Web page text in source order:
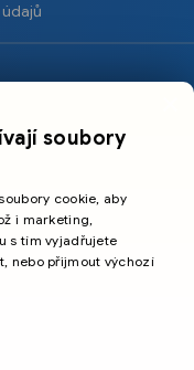
soubory
cookie, aby
i marketing,
s tím vyjadřujete
nebo přijmout výchozí